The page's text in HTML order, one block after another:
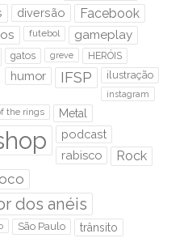
diversão Facebook
futebol gameplay
gatos greve HERÓIS
humor IFSP ilustração
instagram
the rings Metal
podcast
rabisco
Rock
dos anéis
São Paulo trânsito